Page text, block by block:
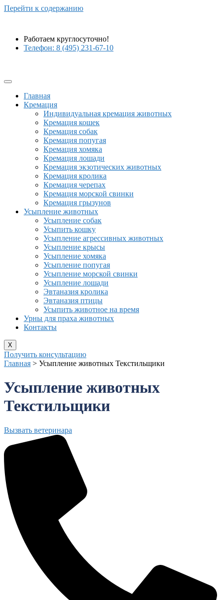
Перейти к содержанию
Работаем круглосуточно!
Телефон: 8 (495) 231-67-10
Главная
Кремация
Индивидуальная кремация животных
Кремация кошек
Кремация собак
Кремация попугая
Кремация хомяка
Кремация лошади
Кремация экзотических животных
Кремация кролика
Кремация черепах
Кремация морской свинки
Кремация грызунов
Усыпление животных
Усыпление собак
Усыпить кошку
Усыпление агрессивных животных
Усыпление крысы
Усыпление хомяка
Усыпление попугая
Усыпление морской свинки
Усыпление лошади
Эвтаназия кролика
Эвтаназия птицы
Усыпить животное на время
Урны для праха животных
Контакты
X
Получить консультацию
Главная > Усыпление животных Текстильщики
Усыпление животных
Текстильщики
Вызвать ветеринара